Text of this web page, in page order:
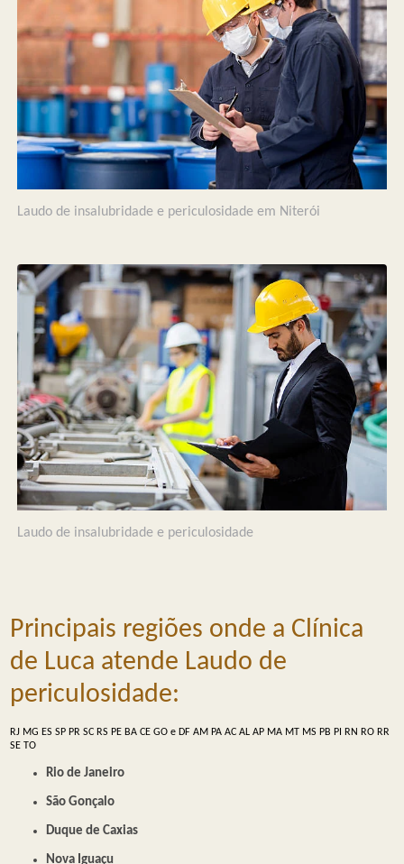
Laudo de insalubridade e periculosidade em Niterói
Laudo de insalubridade e periculosidade
Principais regiões onde a Clínica
de Luca atende Laudo de
periculosidade:
RJ MG ES SP PR SC RS PE BA CE GO e DF AM PA AC AL AP MA MT MS PB PI RN RO RR
SE TO
Rio de Janeiro
São Gonçalo
Duque de Caxias
Nova Iguaçu